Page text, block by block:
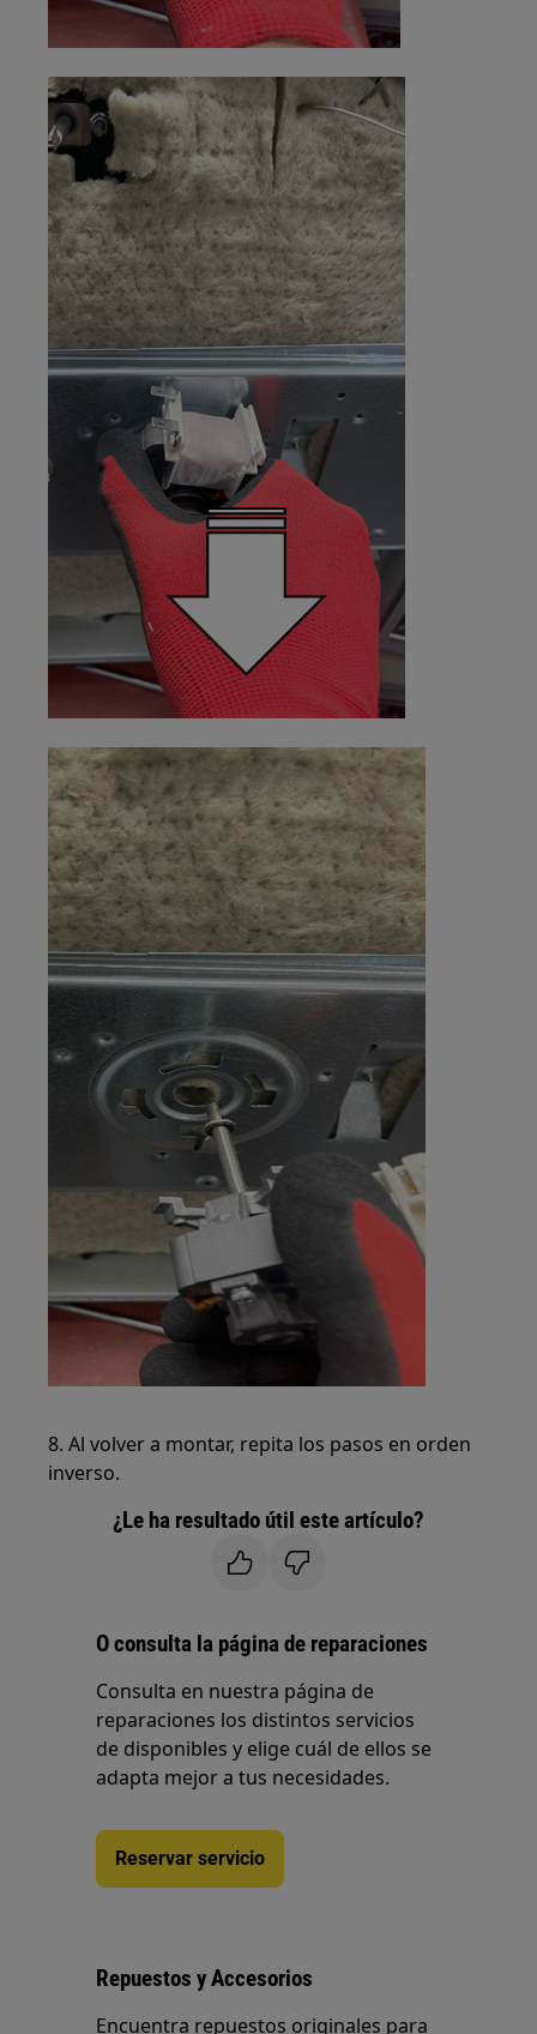
8. Al volver a montar, repita los pasos en orden
inverso.
¿Le ha resultado útil este artículo?
O consulta la página de reparaciones
Consulta en nuestra página de
reparaciones los distintos servicios
de disponibles y elige cuál de ellos se
adapta mejor a tus necesidades.
Reservar servicio
Repuestos y Accesorios
Encuentra repuestos originales para